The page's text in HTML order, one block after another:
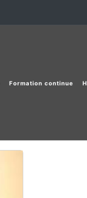
Formation continue